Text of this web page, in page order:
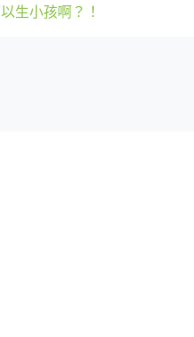
生小孩啊？！